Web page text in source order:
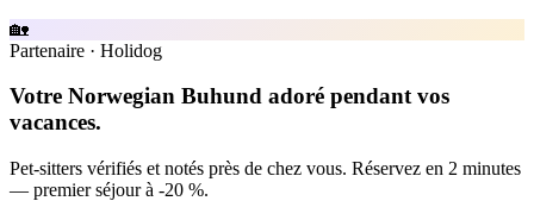
🏡
Partenaire · Holidog
Votre Norwegian Buhund adoré pendant vos
vacances.
Pet-sitters vérifiés et notés près de chez vous. Réservez en 2 minutes
— premier séjour à -20 %.